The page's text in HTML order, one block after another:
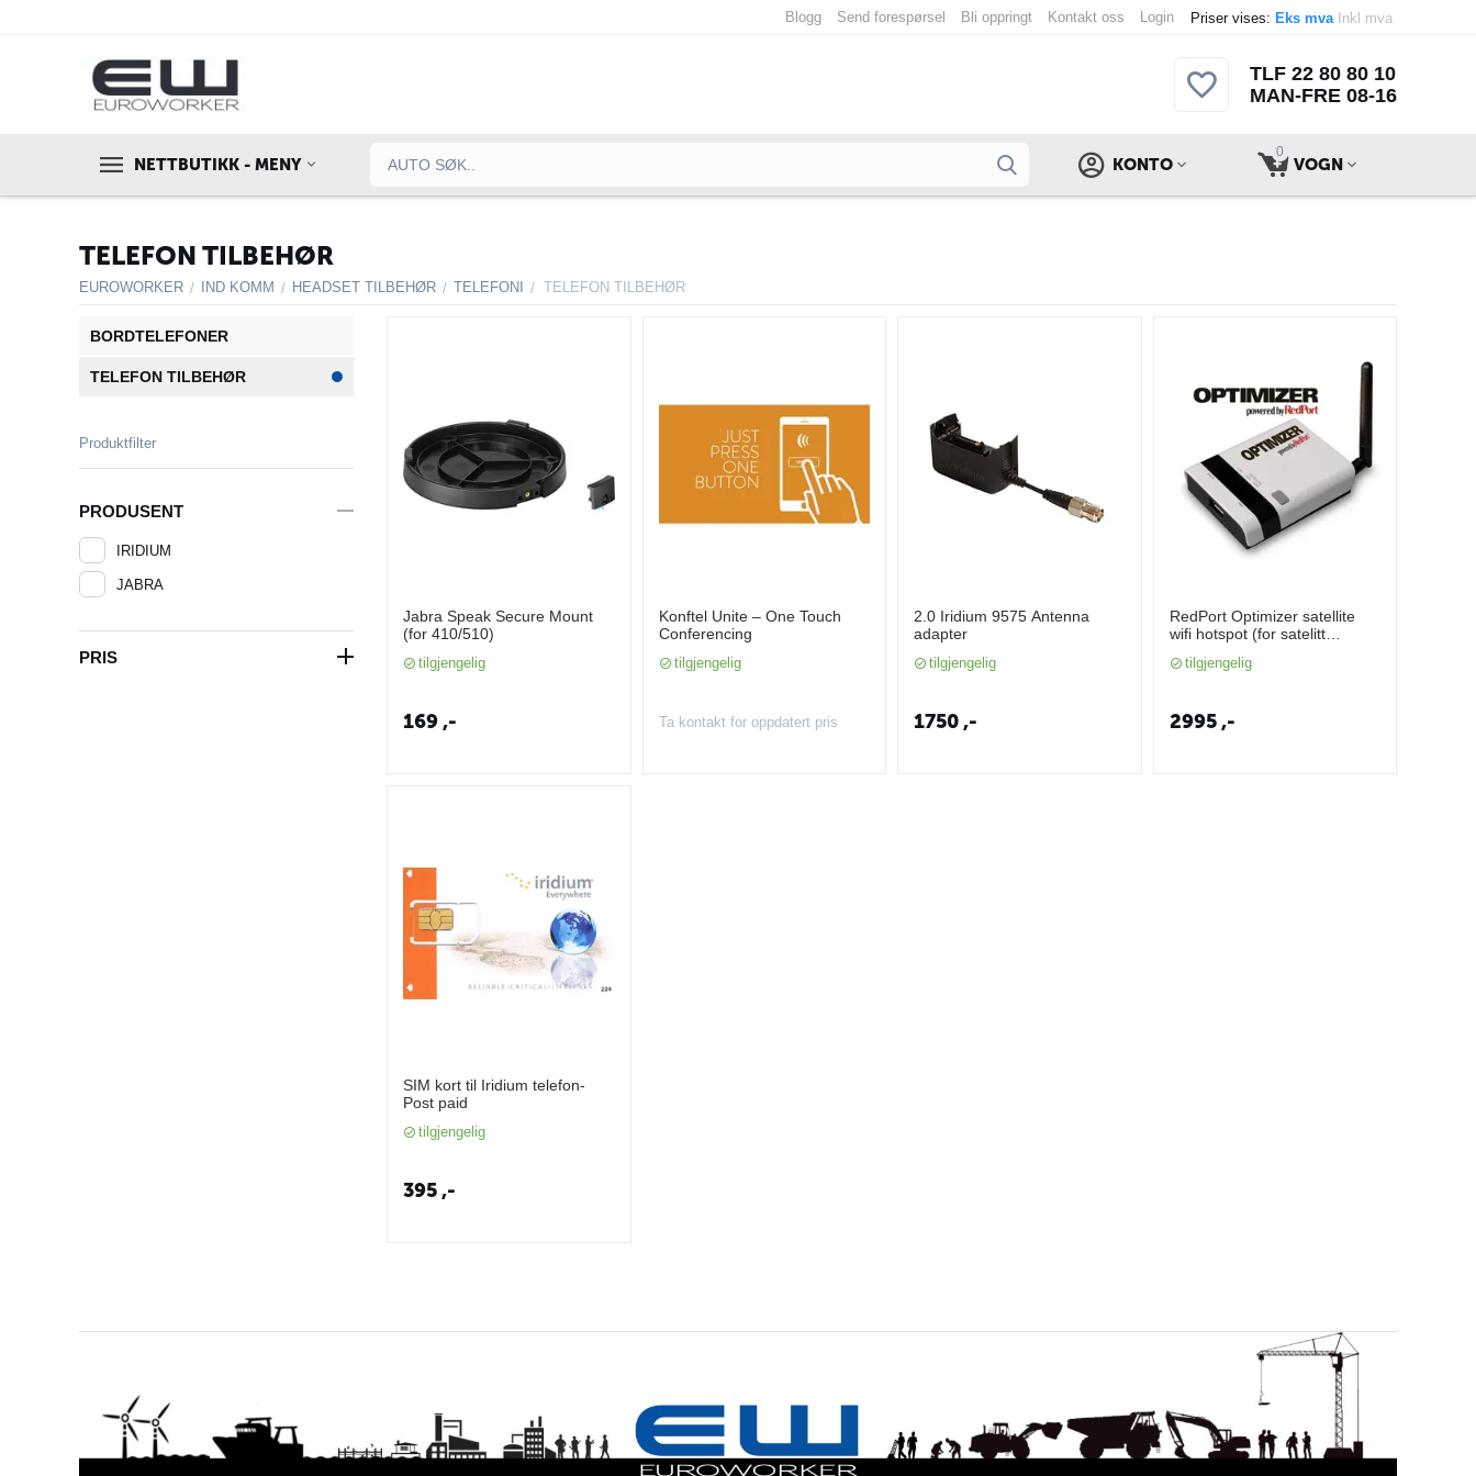
Priser vises: Eks mva Inkl mva
Blogg Send forespørsel Bli oppringt Kontakt oss Login
TLF 22 80 80 10
MAN-FRE 08-16
NETTBUTIKK - MENY
0
VOGN
KONTO
TELEFON TILBEHØR
EUROWORKER / IND KOMM / HEADSET TILBEHØR / TELEFONI / TELEFON TILBEHØR
Jabra Speak Secure Mount
(for 410/510)
tilgjengelig
169,-
Konftel Unite – One Touch
Conferencing
tilgjengelig
Ta kontakt for oppdatert pris
2.0 Iridium 9575 Antenna
adapter
tilgjengelig
1750,-
RedPort Optimizer satellite
wifi hotspot (for satelitt
tilgjengelig
2995 ,-
SIM kort til Iridium telefon-
Post paid
tilgjengelig
395,-
BORDTELEFONER
TELEFON TILBEHØR
Produktfilter
PRODUSENT
IRIDIUM
JABRA
PRIS